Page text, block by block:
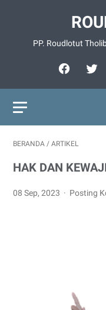
PP. Roudlotut
BERANDA / ARTIKEL
HAK DAN
08 Sep, 2023 Posting